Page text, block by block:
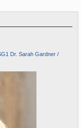
Dr. Sarah Gardner /